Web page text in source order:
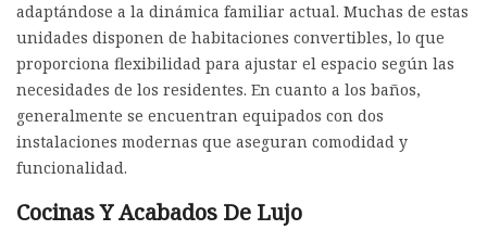
adaptándose a la dinámica familiar actual. Muchas de estas
unidades disponen de habitaciones convertibles, lo que
proporciona flexibilidad para ajustar el espacio según las
necesidades de los residentes. En cuanto a los baños,
generalmente se encuentran equipados con dos
instalaciones modernas que aseguran comodidad y
funcionalidad.
Cocinas Y Acabados De Lujo